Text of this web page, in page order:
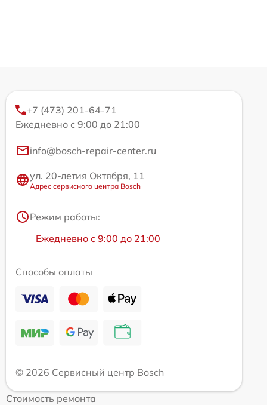
+7 (473) 201-64-71
Ежедневно с 9:00 до 21:00
info@bosch-repair-center.ru
ул. 20-летия Октября, 11
Адрес сервисного центра Bosch
Режим работы:
Ежедневно с 9:00 до 21:00
Способы оплаты
© 2026 Сервисный центр Bosch
Стоимость ремонта